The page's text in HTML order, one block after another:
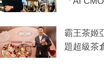
分鐘生成
霸王茶姬
題超級茶